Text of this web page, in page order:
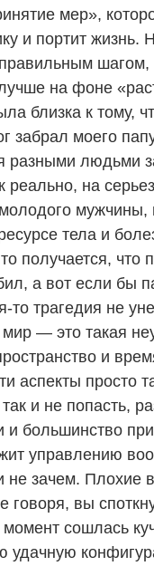
мер»,
и портит
на фоне
близка к тому,
забрал моего
разными людьми
реально, на
мужчины,
тела и
получается, что
а вот если бы
то трагедия не
— это такая
и
аспекты просто
и не попасть,
и большинство
управлению
не зачем.
вы
момент сошлась
удачную